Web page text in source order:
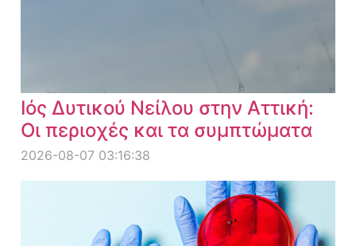
Ιός Δυτικού Νείλου στην Αττική:
Οι περιοχές και τα συμπτώματα
2026-08-07 03:16:38